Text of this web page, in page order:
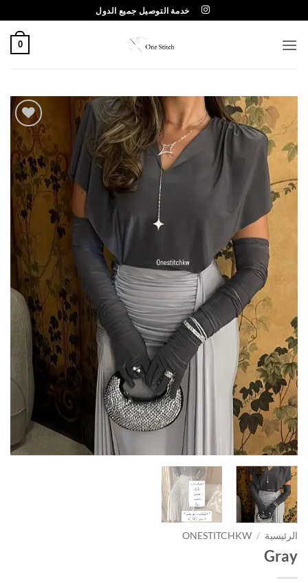
للمحتوى
خدمة التوصيل جميع الدول
0
Add to
wishlist
الرئيسية /
ONESTITCHKW
Gray